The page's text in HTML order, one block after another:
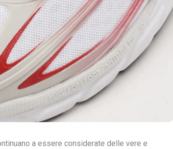
a essere considerate delle vere e